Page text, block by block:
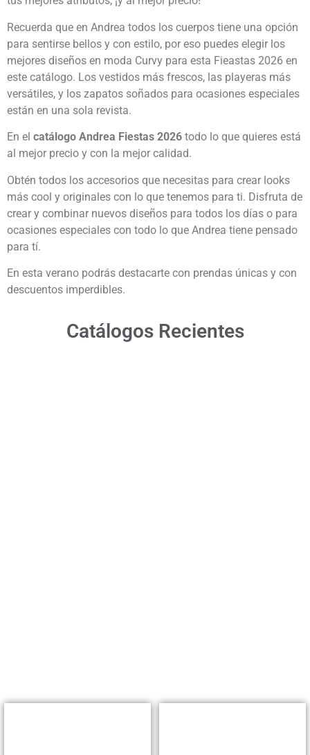
Recuerda que en Andrea todos los cuerpos tiene una opción
para sentirse bellos y con estilo, por eso puedes elegir los
mejores diseños en moda Curvy para esta Fieastas 2026 en
este catálogo. Los vestidos más frescos, las playeras más
versátiles, y los zapatos soñados para ocasiones especiales
están en una sola revista.
En el catálogo Andrea Fiestas 2026 todo lo que quieres está
al mejor precio y con la mejor calidad.
Obtén todos los accesorios que necesitas para crear looks
más cool y originales con lo que tenemos para ti. Disfruta de
crear y combinar nuevos diseños para todos los días o para
ocasiones especiales con todo lo que Andrea tiene pensado
para tí.
En esta verano podrás destacarte con prendas únicas y con
descuentos imperdibles.
Catálogos Recientes